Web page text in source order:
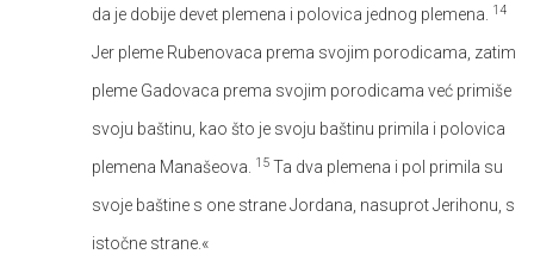
da je dobije devet plemena i polovica jednog plemena.
14
Jer pleme Rubenovaca prema svojim porodicama, zatim
pleme Gadovaca prema svojim porodicama već primiše
svoju baštinu, kao što je svoju baštinu primila i polovica
plemena Manašeova.
15 Ta dva plemena i pol primila su
svoje baštine s one strane Jordana, nasuprot Jerihonu, s
istočne strane.«